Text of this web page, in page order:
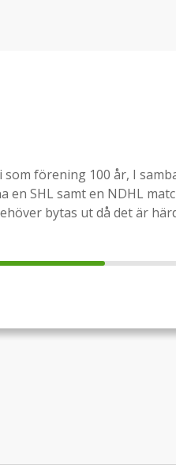
som förening 100 år, I
en SHL samt en NDHL
bytas ut då det är
550 000kr och vi kommer
i eget kapital. Mycket
vi tillsammans kan
och folk gick samman och
välkomna!Stort